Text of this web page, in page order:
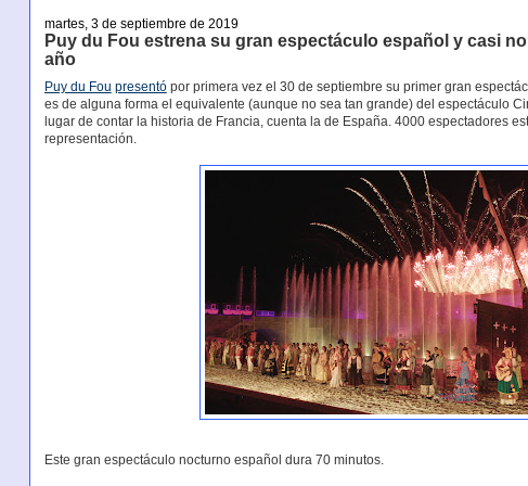
martes, 3 de septiembre de 2019
Puy du Fou estrena su gran espectáculo español y casi
año
Puy du Fou presentópor primera vez el 30 de septiembre su primer gran
es de alguna forma el equivalente (aunque no sea tan grande) del espectáculo
lugar de contar la historia de Francia, cuenta la de España. 4000 espectadores
representación.
Este gran espectáculo nocturno español dura 70 minutos.